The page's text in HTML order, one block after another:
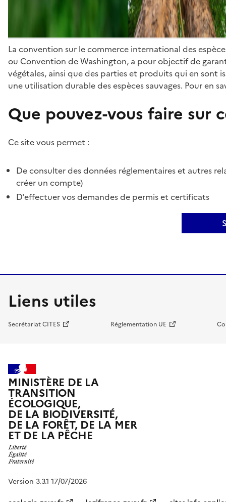
La convention sur le commerce international des
ou Convention de Washington, a pour objectif de
végétales, ainsi que des parties et produits qui en sont
une utilisation durable des espèces sauvages. Pour en
Que pouvez-vous faire sur
Ce site vous permet :
De consulter des données réglementaires et autres
créer un compte)
D'effectuer vos demandes de permis et certificats
Liens utiles
Secrétariat CITES Réglementation UE
MINISTÈRE DE LA
TRANSITION
ÉCOLOGIQUE,
DE LA BIODIVERSITÉ,
DE LA FORÊT, DE LA MER
ET DE LA PÊCHE
Version 3.3.1 17/07/2026